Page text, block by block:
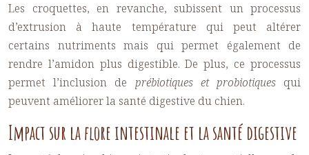
Les croquettes, en revanche, subissent un processus
d’extrusion à haute température qui peut altérer
certains nutriments mais qui permet également de
rendre l’amidon plus digestible. De plus, ce processus
permet l’inclusion de prébiotiques et probiotiques qui
peuvent améliorer la santé digestive du chien.
Impact sur la flore intestinale et la santé digestive